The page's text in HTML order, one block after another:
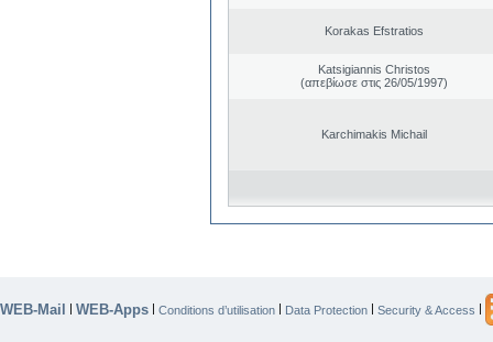
Korakas Efstratios
Katsigiannis Christos
(απεβίωσε στις 26/05/1997)
Karchimakis Michail
WEB-Mail | WEB-Apps | Conditions d’utilisation | Data Protection | Security & Access |